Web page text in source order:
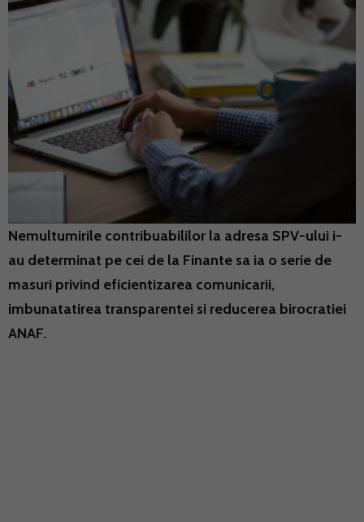
Nemultumirile contribuabililor la adresa SPV-ului i-
au determinat pe cei de la Finante sa ia o serie de
masuri privind eficientizarea comunicarii,
imbunatatirea transparentei si reducerea birocratiei
ANAF.